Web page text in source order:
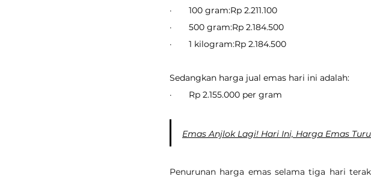
·       100 gram:Rp 2.211.100
·       500 gram:Rp 2.184.500
·       1 kilogram:Rp 2.184.500
Sedangkan harga jual emas hari ini adalah:
·       Rp 2.155.000 per gram
Emas Anjlok Lagi! Hari Ini, Harga Emas
Penurunan harga emas selama tiga hari